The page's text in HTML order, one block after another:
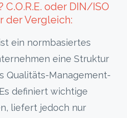
oder DIN/ISO
der Vergleich:
ein normbasiertes
eine Struktur
Qualitäts-Management-
definiert wichtige
liefert jedoch nur